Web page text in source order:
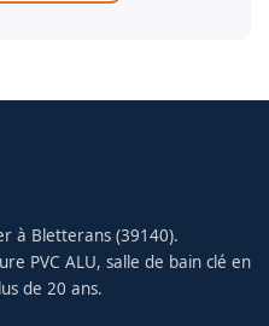
à Bletterans (39140).
PVC ALU, salle de bain clé en
de 20 ans.